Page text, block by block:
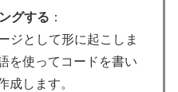
グする ：
ジとして形に起こしま
を使ってコードを書い
成します。